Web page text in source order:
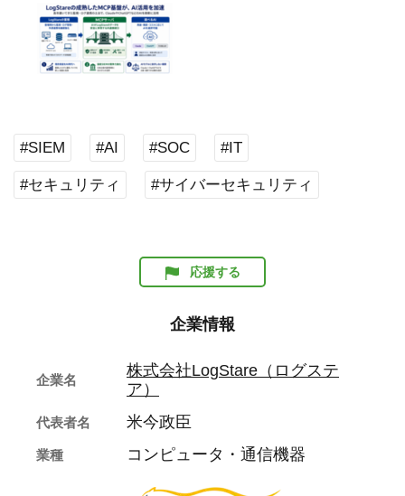
#SIEM #AI #SOC #IT
#セキュリティ #サイバーセキュリティ
応援する
企業情報
企業名
株式会社LogStare（ログステ
ア）
代表者名 米今政臣
業種 コンピュータ・通信機器